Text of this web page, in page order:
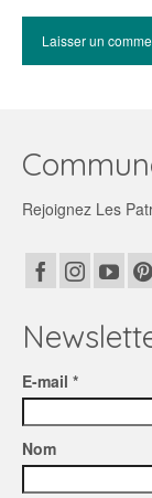
Rejoignez Les
E-mail *
Nom